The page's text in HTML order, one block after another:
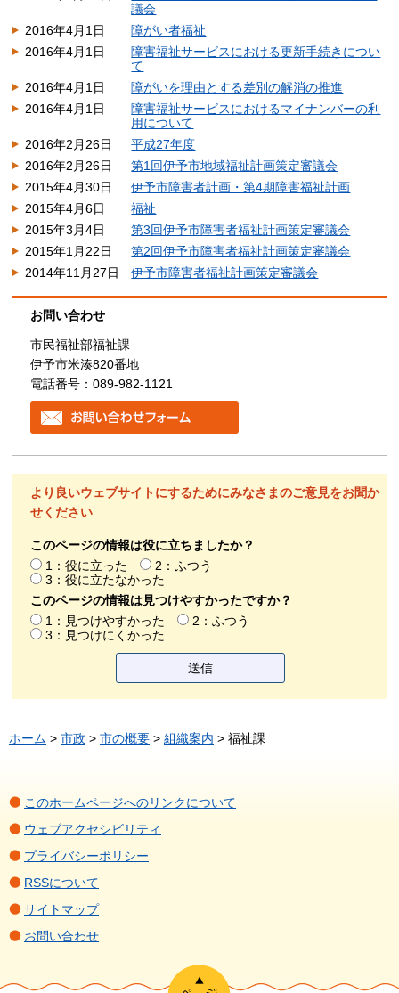
議会
2016年4月1日
障がい者福祉
2016年4月1日
障害福祉サービスにおける更新手続きについ
て
2016年4月1日
障がいを理由とする差別の解消の推進
2016年4月1日
障害福祉サービスにおけるマイナンバーの利
用について
2016年2月26日
平成27年度
2016年2月26日
第1回伊予市地域福祉計画策定審議会
2015年4月30日
伊予市障害者計画・第4期障害福祉計画
2015年4月6日
福祉
2015年3月4日
第3回伊予市障害者福祉計画策定審議会
2015年1月22日
第2回伊予市障害者福祉計画策定審議会
2014年11月27日
伊予市障害者福祉計画策定審議会
お問い合わせ
市民福祉部福祉課
伊予市米湊820番地
電話番号：089-982-1121
より良いウェブサイトにするためにみなさまのご意見をお聞か
せください
このページの情報は役に立ちましたか？
1：役に立った
2：ふつう
3：役に立たなかった
このページの情報は見つけやすかったですか？
1：見つけやすかった
2：ふつう
3：見つけにくかった
ホーム > 市政 > 市の概要 > 組織案内 > 福祉課
このホームページへのリンクについて
ウェブアクセシビリティ
プライバシーポリシー
RSSについて
サイトマップ
お問い合わせ